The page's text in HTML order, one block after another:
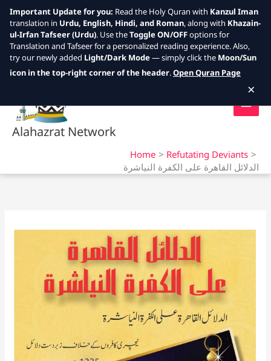
Skip
Alahazrat Network
Home
Refutating Deviants
الدلائل القاهرة على الكفرة النياشرة
Important Update for you: Read the Holy Quran with Kanzul Iman
translation in Urdu, English, Hindi, and Roman, along with Khazain-
ul-Irfan Tafseer (Urdu). Use theToggle ON/OFFoptions for
Translation and Tafseer for a personalized reading experience. Also,
try our newly added Light/Dark Mode— simply click the Moon/Sun
icon in the top-right corner of the header.Open Quran Page
×